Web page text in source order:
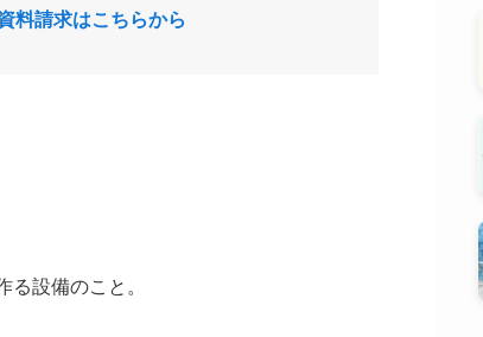
料請求はこちらから
設備のこと。